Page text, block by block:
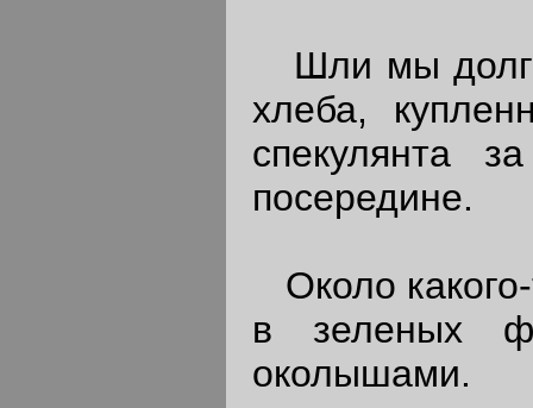
Шли мы
хлеба,
спекулянта
посередине.
Около
в зеленых
околышами.